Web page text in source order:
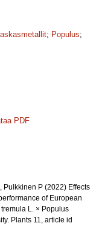
; Populus;
PDF
Pulkkinen P (2022) Effects
of European
L. × Populus
Plants 11, article id